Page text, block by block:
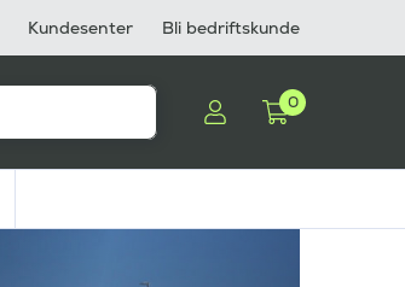
Kundesenter Bli bedriftskunde
0